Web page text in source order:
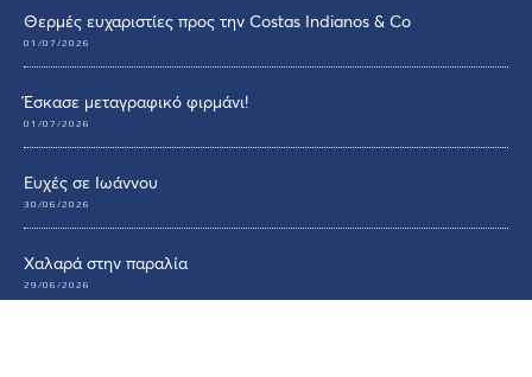
Θερμές ευχαριστίες προς την Costas Indianos & Co
01/07/2026
Έσκασε μεταγραφικό φιρμάνι!
01/07/2026
Ευχές σε Ιωάννου
30/06/2026
Χαλαρά στην παραλία
29/06/2026